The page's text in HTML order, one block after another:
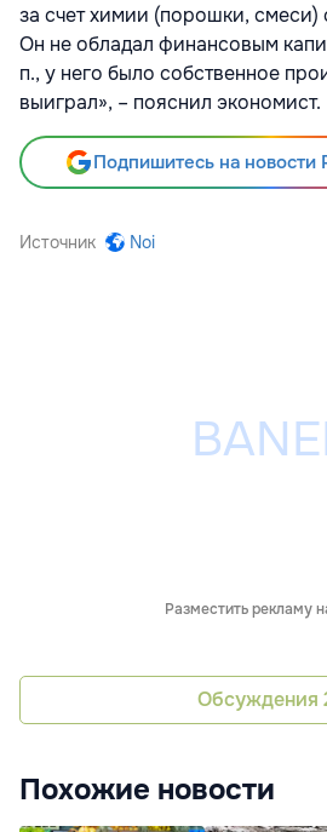
за счет химии (порошки,
Он не обладал финансовым
п., у него было собственное
выиграл», – пояснил экономист.
Подпишитесь на новости
Источник Noi
Разместить рекламу
Обсуждения
Похожие новости